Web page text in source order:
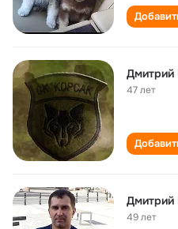
Дмитрий
47 лет
Дмитрий
49 лет